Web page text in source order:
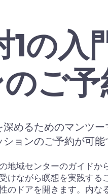
1の入
ご
深めるためのマンツ
ョンのご予約が可能
地域センターのガイドか
けながら瞑想を実践する
のドアを開きます。内な